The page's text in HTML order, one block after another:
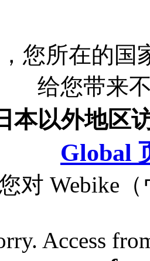
您所在的国
给您带来
本以外地区
Global
对 Webike
Access